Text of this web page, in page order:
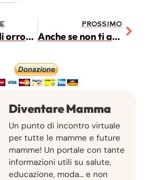
L’asilo degli orrori: mamma Anna racconta la sua storia
PROSSIMO
Anche se non ti allatto, sono madre anche io
Diventare Mamma
Un punto di incontro virtuale
per tutte le mamme e future
mamme! Un portale con tante
informazioni utili su salute,
educazione, moda... e non